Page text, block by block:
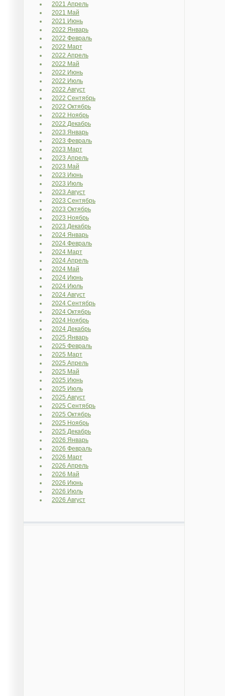
2021 Апрель
2021 Май
2021 Июнь
2022 Январь
2022 Февраль
2022 Март
2022 Апрель
2022 Май
2022 Июнь
2022 Июль
2022 Август
2022 Сентябрь
2022 Октябрь
2022 Ноябрь
2022 Декабрь
2023 Январь
2023 Февраль
2023 Март
2023 Апрель
2023 Май
2023 Июнь
2023 Июль
2023 Август
2023 Сентябрь
2023 Октябрь
2023 Ноябрь
2023 Декабрь
2024 Январь
2024 Февраль
2024 Март
2024 Апрель
2024 Май
2024 Июнь
2024 Июль
2024 Август
2024 Сентябрь
2024 Октябрь
2024 Ноябрь
2024 Декабрь
2025 Январь
2025 Февраль
2025 Март
2025 Апрель
2025 Май
2025 Июнь
2025 Июль
2025 Август
2025 Сентябрь
2025 Октябрь
2025 Ноябрь
2025 Декабрь
2026 Январь
2026 Февраль
2026 Март
2026 Апрель
2026 Май
2026 Июнь
2026 Июль
2026 Август